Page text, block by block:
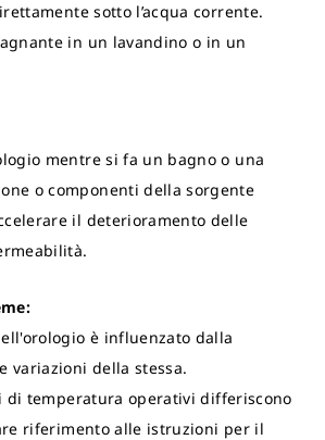
sotto l’acqua corrente.
in un lavandino o in un
mentre si fa un bagno o una
o componenti della sorgente
il deterioramento delle
è influenzato dalla
variazioni della stessa.
di temperatura operativi differiscono
riferimento alle istruzioni per il